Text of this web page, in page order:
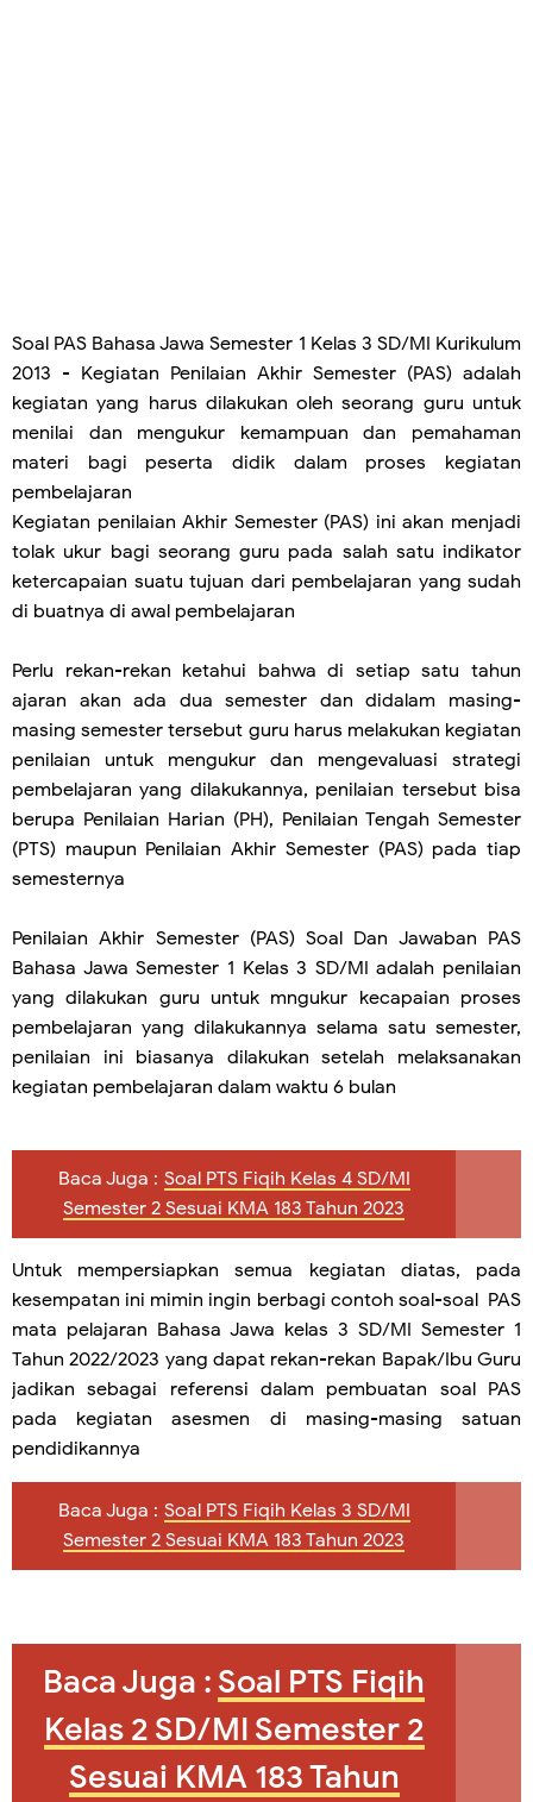
Soal PAS Bahasa Jawa Semester 1 Kelas 3 SD/MI Kurikulum
2013 - Kegiatan Penilaian Akhir Semester (PAS) adalah
kegiatan yang harus dilakukan oleh seorang guru untuk
menilai dan mengukur kemampuan dan pemahaman
materi bagi peserta didik dalam proses kegiatan
pembelajaran
Kegiatan penilaian Akhir Semester (PAS) ini akan menjadi
tolak ukur bagi seorang guru pada salah satu indikator
ketercapaian suatu tujuan dari pembelajaran yang sudah
di buatnya di awal pembelajaran
Perlu rekan-rekan ketahui bahwa di setiap satu tahun
ajaran akan ada dua semester dan didalam masing-
masing semester tersebut guru harus melakukan kegiatan
penilaian untuk mengukur dan mengevaluasi strategi
pembelajaran yang dilakukannya, penilaian tersebut bisa
berupa Penilaian Harian (PH), Penilaian Tengah Semester
(PTS) maupun Penilaian Akhir Semester (PAS) pada tiap
semesternya
Penilaian Akhir Semester (PAS) Soal Dan Jawaban PAS
Bahasa Jawa Semester 1 Kelas 3 SD/MI adalah penilaian
yang dilakukan guru untuk mngukur kecapaian proses
pembelajaran yang dilakukannya selama satu semester,
penilaian ini biasanya dilakukan setelah melaksanakan
kegiatan pembelajaran dalam waktu 6 bulan
Baca Juga : Soal PTS Fiqih Kelas 4 SD/MI
Semester 2 Sesuai KMA 183 Tahun 2023
Untuk mempersiapkan semua kegiatan diatas, pada
kesempatan ini mimin ingin berbagi contoh soal-soal PAS
mata pelajaran Bahasa Jawa kelas 3 SD/MI Semester 1
Tahun 2022/2023 yang dapat rekan-rekan Bapak/Ibu Guru
jadikan sebagai referensi dalam pembuatan soal PAS
pada kegiatan asesmen di masing-masing satuan
pendidikannya
Baca Juga : Soal PTS Fiqih Kelas 3 SD/MI
Semester 2 Sesuai KMA 183 Tahun 2023
Baca Juga : Soal PTS Fiqih
Kelas 2 SD/MI Semester 2
Sesuai KMA 183 Tahun